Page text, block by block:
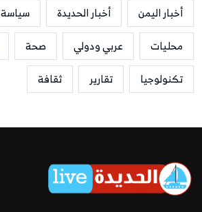
أخبار اليمن أخبار الحديدة سياسة
محليات
عربي ودولي صحة
تكنولوجيا
تقارير ثقافة